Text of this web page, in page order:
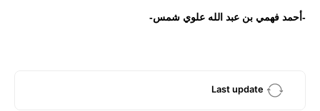
-أحمد فهمي بن عبد الله علوي شمس-
Last update